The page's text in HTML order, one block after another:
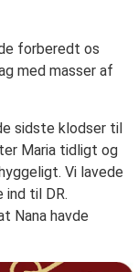
forberedt os
med masser af
sidste klodser til
Maria tidligt og
Vi lavede
ind til DR.
Nana havde